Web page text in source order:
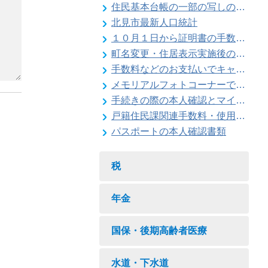
住民基本台帳の一部の写しの閲覧状況
北見市最新人口統計
１０月１日から証明書の手数料が変わります
町名変更・住居表示実施後の住所変更
手数料などのお支払いでキャッシュレス決済が利用できます
メモリアルフォトコーナーで記念撮影はいかがですか
手続きの際の本人確認とマイナンバーの確認にご協力ください
戸籍住民課関連手数料・使用料一覧
パスポートの本人確認書類
税
年金
国保・後期高齢者医療
水道・下水道